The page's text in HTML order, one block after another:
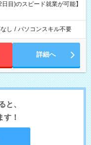
目)のスピード就業が可能】
し / パソコンスキル不要
詳細へ
と、
す！